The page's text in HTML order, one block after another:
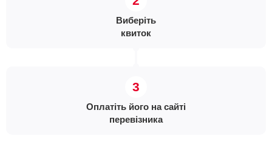
Виберіть
квиток
Оплатіть його на сайті
перевізника